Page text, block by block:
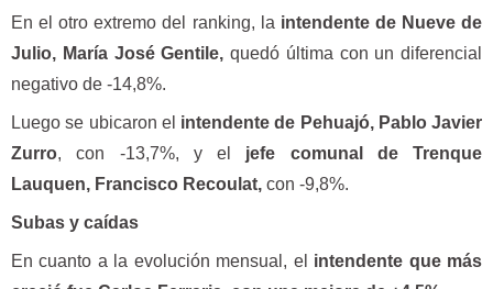
En el otro extremo del ranking, la intendente de Nueve de
Julio, María José Gentile, quedó última con un diferencial
negativo de -14,8%.
Luego se ubicaron el intendente de Pehuajó, Pablo Javier
Zurro, con -13,7%, y el jefe comunal de Trenque
Lauquen, Francisco Recoulat, con -9,8%.
Subas y caídas
En cuanto a la evolución mensual, el intendente que más